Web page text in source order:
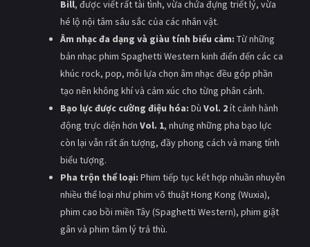
Bill, được viết rất tài tình, vừa chứa đựng triết lý, vừa
hé lộ nội tâm sâu sắc của các nhân vật.
Âm nhạc đa dạng và giàu tính biểu cảm: Từ những
bản nhạc phim Spaghetti Western kinh điển đến các ca
khúc rock, pop, mỗi lựa chọn âm nhạc đều góp phần
tạo nên không khí và cảm xúc cho từng phân cảnh.
Bạo lực được cường điệu hóa: Dù Vol. 2ít cảnh hành
động trực diện hơn Vol. 1, nhưng những pha bạo lực
còn lại vẫn rất ấn tượng, đầy phong cách và mang tính
biểu tượng.
Pha trộn thể loại: Phim tiếp tục kết hợp nhuần nhuyễn
nhiều thể loại như phim võ thuật Hong Kong (Wuxia),
phim cao bồi miền Tây (Spaghetti Western), phim giật
gân và phim tâm lý trả thù.